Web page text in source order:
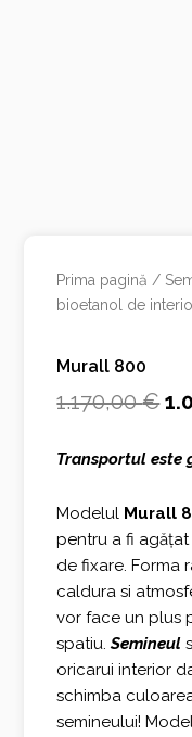
Prima pagină /
bioetanol de
Murall 800
1.170,00€
a
Transportul este
Modelul Murall
pentru a fi
de fixare. Forma
caldura si
vor face un plus
spatiu.Semineul
oricarui interior
schimba
semineului!